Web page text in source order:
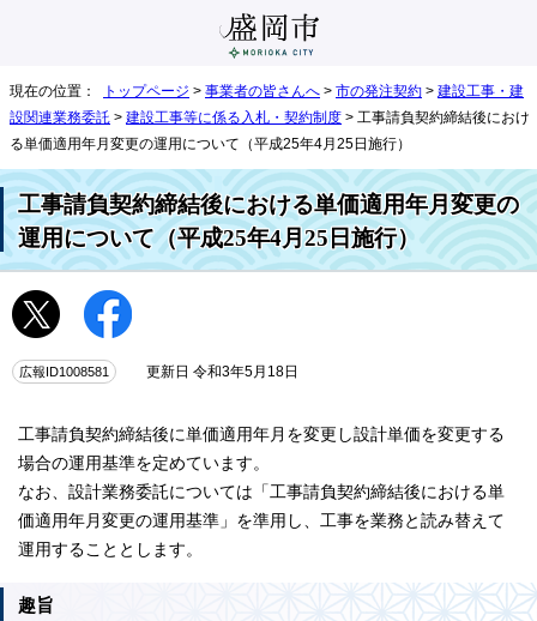
現在の位置： トップページ > 事業者の皆さんへ > 市の発注契約 > 建設工事・建
設関連業務委託 > 建設工事等に係る入札・契約制度 > 工事請負契約締結後におけ
る単価適用年月変更の運用について（平成25年4月25日施行）
工事請負契約締結後における単価適用年月変更の
運用について（平成25年4月25日施行）
広報ID1008581 更新日 令和3年5月18日
工事請負契約締結後に単価適用年月を変更し設計単価を変更する
場合の運用基準を定めています。
なお、設計業務委託については「工事請負契約締結後における単
価適用年月変更の運用基準」を準用し、工事を業務と読み替えて
運用することとします。
趣旨